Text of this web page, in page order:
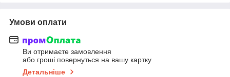
Умови оплати
Ви отримаєте замовлення
або гроші повернуться на вашу картку
Детальніше